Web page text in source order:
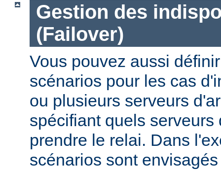
Gestion des
(Failover)
Vous pouvez aussi
scénarios pour les cas
ou plusieurs serveurs
spécifiant quels serveurs
prendre le relai. Dans
scénarios sont